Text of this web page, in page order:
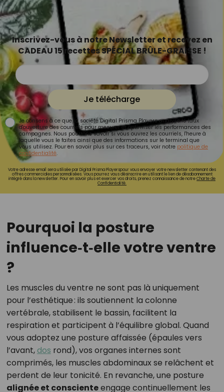
Inscrivez-vous à notre Newsletter et recevez en
CADEAU 15 recettes SPÉCIAL BRÛLE-GRAISSE !
Je télécharge
Je consens à ce que la société Digital Prisma Players analyse le taux
d'ouverture des courriels pour mesurer et optimiser les performances des
campagnes. Nous pourrons savoir si vous ouvrez les courriels, l'heure à
laquelle vous le faites ainsi que des informations sur le terminal que
vous utilisez. Pour en savoir plus sur ces traceurs, voir notre politique de
confidentialité.
Votre adresse email sera utilisée par Digital Prisma Playerspour vous envoyer votre newsletter contenant des
offres commerciales personnalisées. Vous pourrez vous désinscrire en utilisant le lien de désabonnement
intégré dans la newsletter. Pour en savoir plus et exercer vos droits, prenez connaissance de notreCharte de
Confidentialité.
Pourquoi la posture
influence‑t‑elle votre ventre
?
Les muscles du ventre ne sont pas là uniquement
pour l’esthétique : ils soutiennent la colonne
vertébrale, stabilisent le bassin, facilitent la
respiration et participent à l’équilibre global. Quand
vous adoptez une posture affaissée (épaules vers
l’avant,dos rond), vos organes internes sont
comprimés, les muscles abdominaux se relâchent et
perdent de leur tonicité. En revanche, une posture
alignée et conscienteengage continuellement les